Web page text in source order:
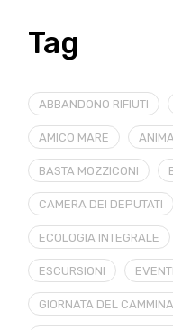
Tag
ABBANDONO RIFIUTI
AMICO MARE
BASTA MOZZICONI
CAMERA DEI DEPUTATI
ECOLOGIA INTEGRALE
ESCURSIONI EVENTI
GIORNATA DEL